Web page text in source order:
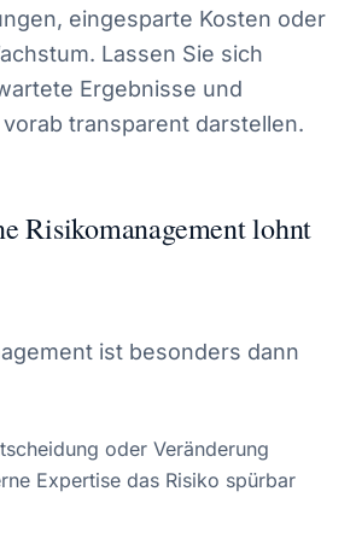
eingesparte Kosten oder
Lassen Sie sich
Ergebnisse und
transparent darstellen.
Risikomanagement lohnt
ist besonders dann
oder Veränderung
Expertise das Risiko spürbar